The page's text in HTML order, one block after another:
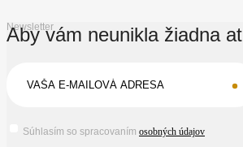
Newsletter
Aby vám neunikla žiadna
Súhlasím so spracovaním osobných údajov